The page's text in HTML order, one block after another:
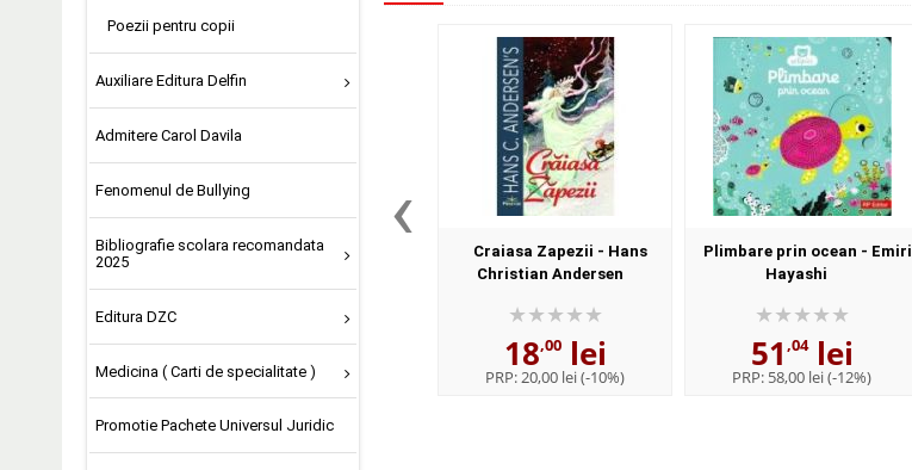
Poezii pentru copii
Auxiliare Editura Delfin
Admitere Carol Davila
Fenomenul de Bullying
Bibliografie scolara recomandata
2025
Editura DZC
Medicina ( Carti de specialitate )
Promotie Pachete Universul Juridic
‹
Craiasa Zapezii - Hans
Christian Andersen
18,00lei
PRP:20,00 lei(-10%)
Plimbare prin ocean - Emiri
Hayashi
51 ,04lei
PRP: 58,00 lei(-12%)